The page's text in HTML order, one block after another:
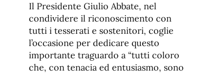
Il Presidente Giulio Abbate, nel
condividere il riconoscimento con
tutti i tesserati e sostenitori, coglie
l’occasione per dedicare questo
importante traguardo a “tutti coloro
che, con tenacia ed entusiasmo, sono